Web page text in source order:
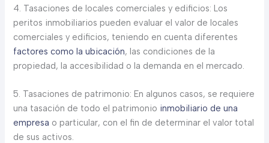
4. Tasaciones de locales comerciales y edificios: Los
peritos inmobiliarios pueden evaluar el valor de locales
comerciales y edificios, teniendo en cuenta diferentes
factores como la ubicación, las condiciones de la
propiedad, la accesibilidad o la demanda en el mercado.
5. Tasaciones de patrimonio: En algunos casos, se requiere
una tasación de todo el patrimonio inmobiliario de una
empresa o particular, con el fin de determinar el valor total
de sus activos.